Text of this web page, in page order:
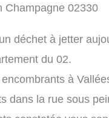
Champagne 02330
déchet à jetter
du 02.
à
dans la rue sous